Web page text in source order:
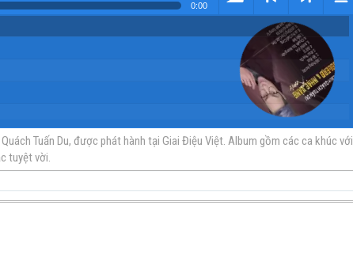
0:00
Tải < Kho > Kho
Tuấn Du, được phát hành tại Giai Điệu Việt. Album gồm các ca khúc với
tuyệt vời.